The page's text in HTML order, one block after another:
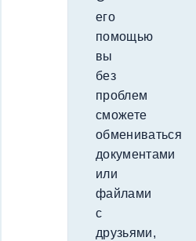
его
помощью
вы
без
проблем
сможете
обмениваться
документами
или
файлами
с
друзьями,